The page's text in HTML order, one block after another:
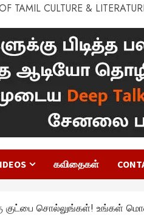
TAMIL CULTURE &
கவிதைகள்
குட்பை சொல்லுங்கள்! உங்கள்